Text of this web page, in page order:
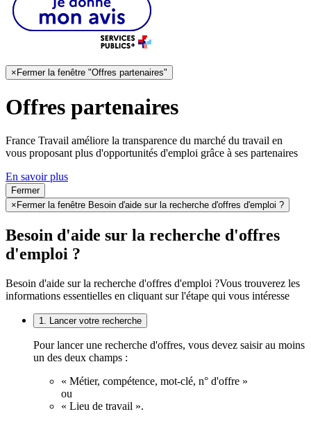
×Fermer la fenêtre "Offres partenaires"
Offres partenaires
France Travail améliore la transparence du marché du travail en
vous proposant plus d'opportunités d'emploi grâce à ses partenaires
En savoir plus
Fermer
× Fermer la fenêtre Besoin d'aide sur la recherche d'offres d'emploi ?
Besoin d'aide sur la recherche d'offres
d'emploi ?
Besoin d'aide sur la recherche d'offres d'emploi ?Vous trouverez les
informations essentielles en cliquant sur l'étape qui vous intéresse
1. Lancer votre recherche
Pour lancer une recherche d'offres, vous devez saisir au moins
un des deux champs :
« Métier, compétence, mot-clé, n° d'offre »
ou
« Lieu de travail ».